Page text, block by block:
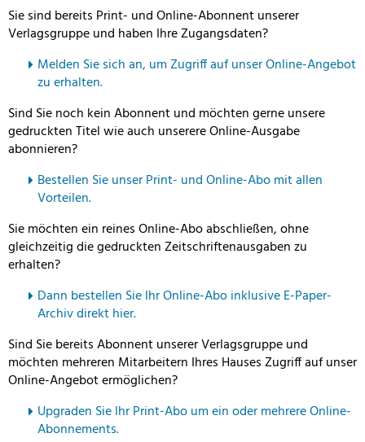
Sie sind bereits Print- und Online-Abonnent unserer
Verlagsgruppe und haben Ihre Zugangsdaten?
Melden Sie sich an, um Zugriff auf unser Online-Angebot
zu erhalten.
Sind Sie noch kein Abonnent und möchten gerne unsere
gedruckten Titel wie auch unserere Online-Ausgabe
abonnieren?
Bestellen Sie unser Print- und Online-Abo mit allen
Vorteilen.
Sie möchten ein reines Online-Abo abschließen, ohne
gleichzeitig die gedruckten Zeitschriftenausgaben zu
erhalten?
Dann bestellen Sie Ihr Online-Abo inklusive E-Paper-
Archiv direkt hier.
Sind Sie bereits Abonnent unserer Verlagsgruppe und
möchten mehreren Mitarbeitern Ihres Hauses Zugriff auf unser
Online-Angebot ermöglichen?
Upgraden Sie Ihr Print-Abo um ein oder mehrere Online-
Abonnements.